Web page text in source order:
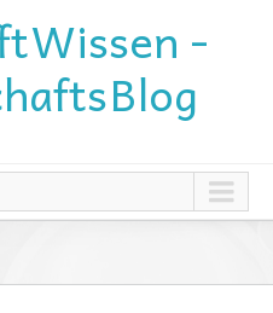
Wissen -
Blog